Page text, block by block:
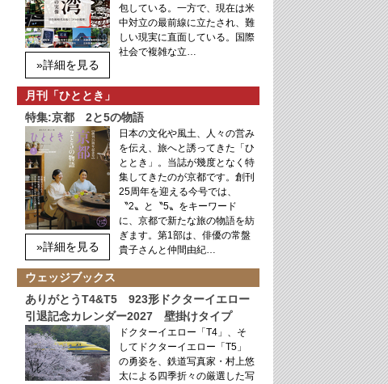
»詳細を見る
包している。一方で、現在は米
中対立の最前線に立たされ、難
しい現実に直面している。国際
社会で複雑な立…
月刊「ひととき」
特集:京都 2と5の物語
»詳細を見る
日本の文化や風土、人々の営み
を伝え、旅へと誘ってきた「ひ
ととき」。当誌が幾度となく特
集してきたのが京都です。創刊
25周年を迎える今号では、
〝2〟と〝5〟をキーワード
に、京都で新たな旅の物語を紡
ぎます。第1部は、俳優の常盤
貴子さんと仲間由紀…
ウェッジブックス
ありがとうT4&T5 923形ドクターイエロー
引退記念カレンダー2027 壁掛けタイプ
ドクターイエロー「T4」、そ
してドクターイエロー「T5」
の勇姿を、鉄道写真家・村上悠
太による四季折々の厳選した写